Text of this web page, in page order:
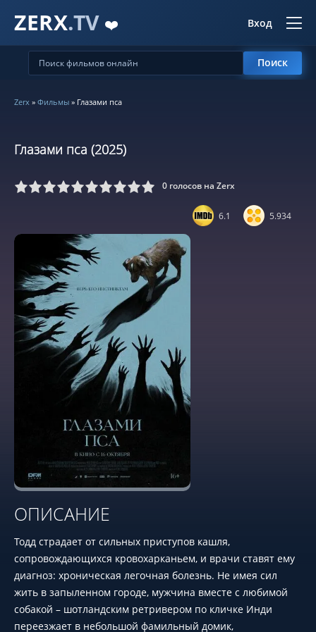
ZERX.TV ❤️ Вход
Поиск
Zerx » Фильмы » Глазами пса
Глазами пса (2025)
6 7 8 9 10 0 голосов на Zerx
6.1 5.934
ОПИСАНИЕ
Тодд страдает от сильных приступов кашля,
сопровождающихся кровохарканьем, и врачи ставят ему
диагноз: хроническая легочная болезнь. Не имея сил
жить в запыленном городе, мужчина вместе с любимой
собакой – шотландским ретривером по кличке Инди
переезжает в небольшой фамильный домик,